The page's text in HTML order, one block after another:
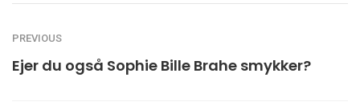
PREVIOUS
Ejer du også Sophie Bille Brahe smykker?